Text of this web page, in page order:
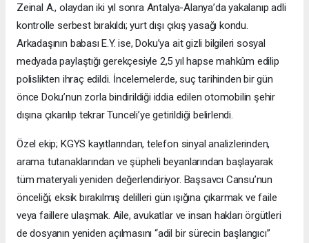
Zeinal A., olaydan iki yıl sonra Antalya-Alanya’da yakalanıp adli
kontrolle serbest bırakıldı; yurt dışı çıkış yasağı kondu.
Arkadaşının babası E.Y. ise, Doku’ya ait gizli bilgileri sosyal
medyada paylaştığı gerekçesiyle 2,5 yıl hapse mahkûm edilip
polislikten ihraç edildi. İncelemelerde, suç tarihinden bir gün
önce Doku’nun zorla bindirildiği iddia edilen otomobilin şehir
dışına çıkarılıp tekrar Tunceli’ye getirildiği belirlendi.
Özel ekip; KGYS kayıtlarından, telefon sinyal analizlerinden,
arama tutanaklarından ve şüpheli beyanlarından başlayarak
tüm materyali yeniden değerlendiriyor. Başsavcı Cansu’nun
önceliği; eksik bırakılmış delilleri gün ışığına çıkarmak ve faile
veya faillere ulaşmak. Aile, avukatlar ve insan hakları örgütleri
de dosyanın yeniden açılmasını “adil bir sürecin başlangıcı”